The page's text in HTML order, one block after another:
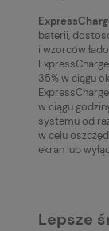
baterii,
i wzorców
35% w ciągu
w ciągu
systemu od
w celu
ekran lub
Lepsze